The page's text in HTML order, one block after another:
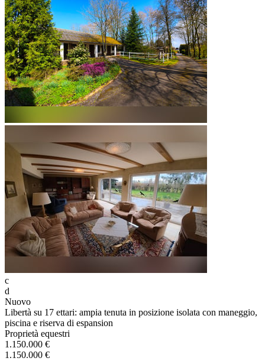
c
d
Nuovo
Libertà su 17 ettari: ampia tenuta in posizione isolata con maneggio,
piscina e riserva di espansion
Proprietà equestri
1.150.000 €
1.150.000 €